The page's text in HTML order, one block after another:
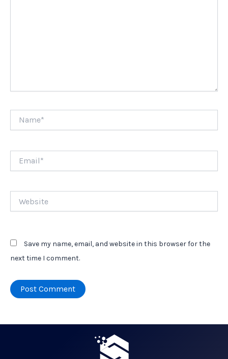
Save my name, email, and website in this browser for the
next time I comment.